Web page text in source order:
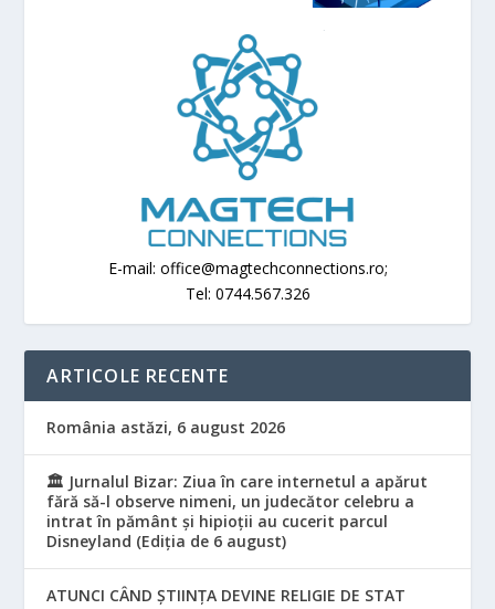
E-mail: office@magtechconnections.ro;
Tel: 0744.567.326
ARTICOLE RECENTE
România astăzi, 6 august 2026
🏛️ Jurnalul Bizar: Ziua în care internetul a apărut
fără să-l observe nimeni, un judecător celebru a
intrat în pământ și hipioții au cucerit parcul
Disneyland (Ediția de 6 august)
ATUNCI CÂND ȘTIINȚA DEVINE RELIGIE DE STAT